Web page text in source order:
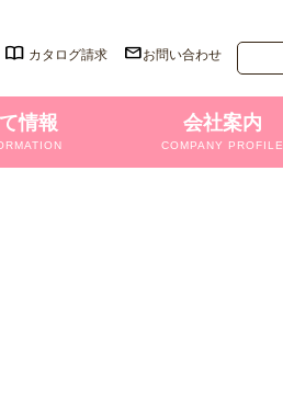
カタログ請求 お問い合わせ
情報 会社案内
COMPANY PROFILE